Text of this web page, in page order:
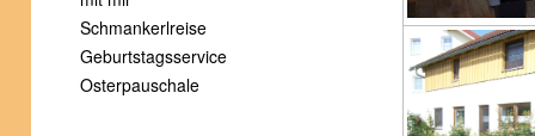
Schmankerlreise
Geburtstagsservice
Osterpauschale